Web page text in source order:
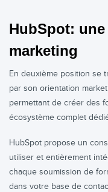
HubSpot:
marketing
En deuxième position se
par son orientation
permettant de créer des
écosystème complet
HubSpot propose un
utiliser et entièrement
chaque soumission de
dans votre base de